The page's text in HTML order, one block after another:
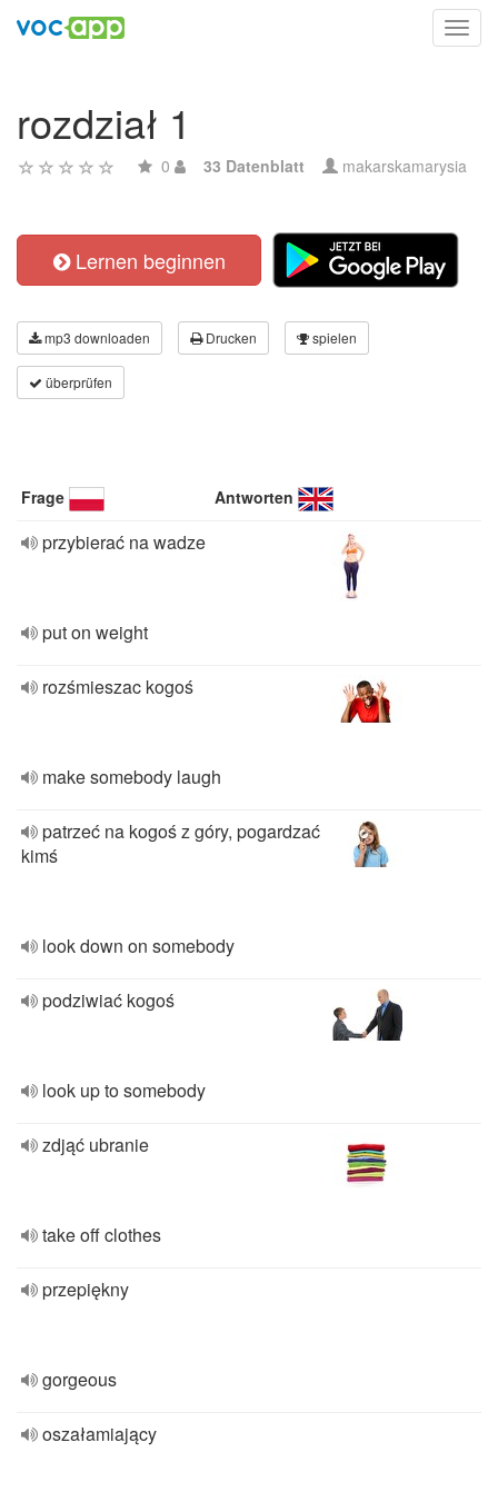
rozdział 1
0 33 Datenblatt makarskamarysia
Lernen beginnen
mp3 downloaden Drucken spielen
überprüfen
Frage Antworten
przybierać na wadze
put on weight
rozśmieszac kogoś
make somebody laugh
patrzeć na kogoś z góry, pogardzać
kimś
look down on somebody
podziwiać kogoś
look up to somebody
zdjąć ubranie
take off clothes
przepiękny
gorgeous
oszałamiający